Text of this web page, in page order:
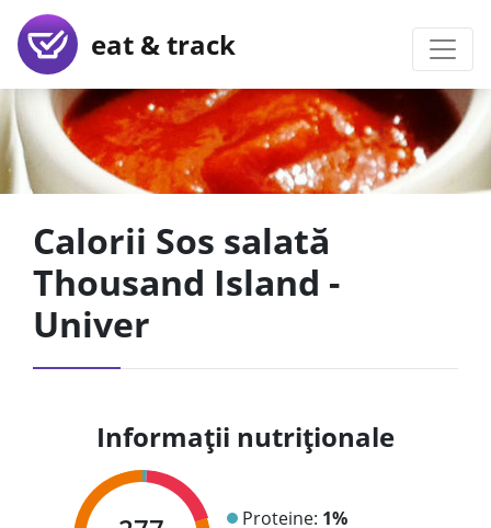
eat & track
Calorii Sos salată
Thousand Island -
Univer
Informații nutriționale
Proteine: 1%